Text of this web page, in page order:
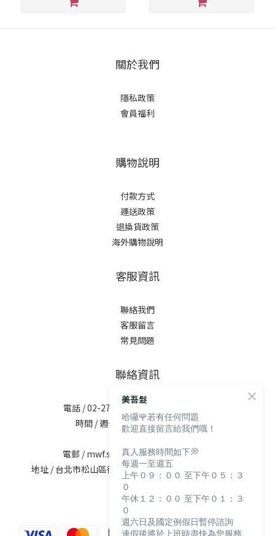
關於我們
隱私政策
會員福利
購物說明
付款方式
運送政策
退換貨政策
海外購物說明
客服資訊
聯絡我們
客服留言
常見問題
聯絡資訊
電話 / 02-2713-6621 (無提供訂購服務)
時間 / 週一至週五 09:30-12:00；
電郵 / mwf.service@maywufa.com.tw
地址 / 台北市松山區復興北路167號5樓(無提供現場販售)
美吾髮
哈囉🌹若有任何問題
歡迎直接留言給我們哦！
真人服務時間如下💭
每週一至週五
上午０９：００ 至下午０５：３
０
午休１２：００ 至下午０１：３
０
週六日及國定例假日暫停諮詢
連假後將於上班時盡快為您服務